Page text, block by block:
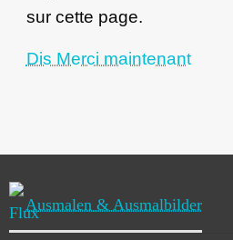
sur cette page.
Dis Merci maintenant
Ausmalen & Ausmalbilder